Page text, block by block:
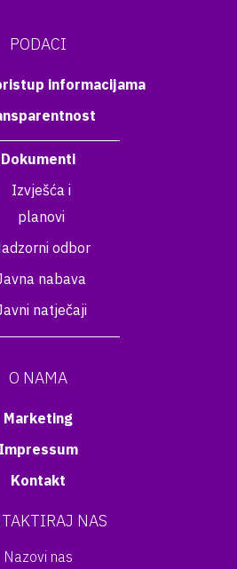
PODACI
informacijama
Dokumenti
Izvješća i
planovi
odbor
nabava
natječaji
O NAMA
Marketing
Impressum
Kontakt
NAS
Nazovi nas